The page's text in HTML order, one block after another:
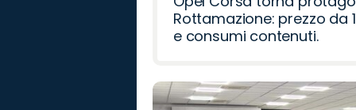
Rottamazione: prezzo da
e consumi contenuti.